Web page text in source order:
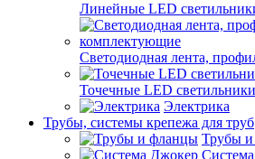
Линейные LED
Светодиодная лента,
Точечные LED
Электрика
Трубы, системы крепежа для труб
Трубы